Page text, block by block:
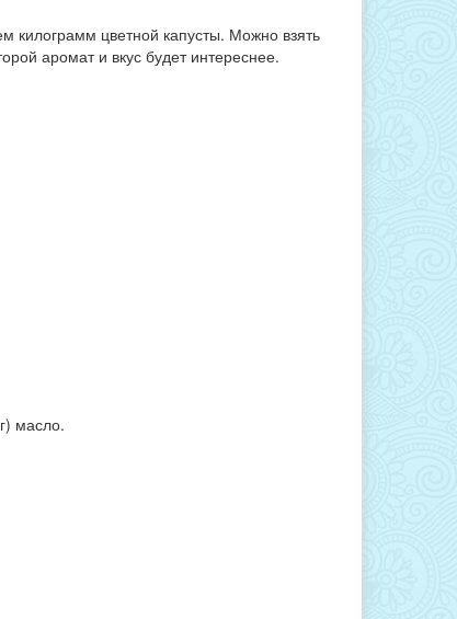
килограмм цветной капусты. Можно взять
аромат и вкус будет интереснее.
масло.